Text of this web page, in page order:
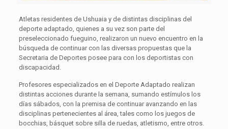
Atletas residentes de Ushuaia y de distintas disciplinas del
deporte adaptado, quienes a su vez son parte del
preseleccionado fueguino, realizaron un nuevo encuentro en la
búsqueda de continuar con las diversas propuestas que la
Secretaria de Deportes posee para con los deportistas con
discapacidad.
Profesores especializados en el Deporte Adaptado realizan
distintas acciones durante la semana, sumando estímulos los
días sábados, con la premisa de continuar avanzando en las
disciplinas pertenecientes al área, tales como los juegos de
bocchias, básquet sobre silla de ruedas, atletismo, entre otros.